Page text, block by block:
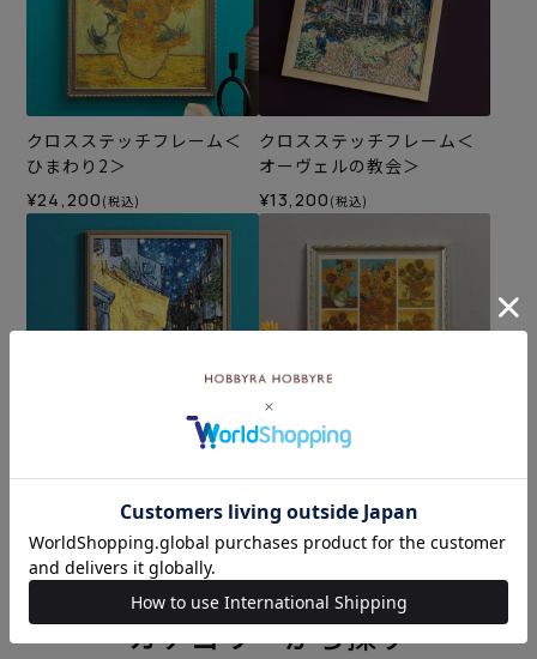
クロスステッチフレーム＜
ひまわり2＞
¥24,200 (税込)
クロスステッチフレーム＜
オーヴェルの教会＞
¥13,200 (税込)
ョン＞
¥27,500
カテゴリーから探す